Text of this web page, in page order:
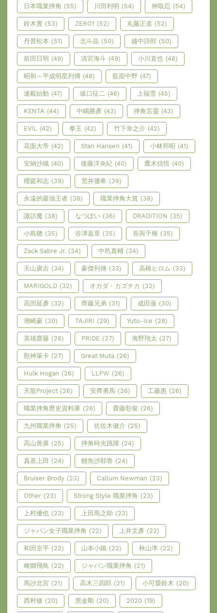
日本職業摔角 (55) 川田利明 (54) 神取忍 (54)
鈴木實 (53) ZERO1 (52) 丸藤正道 (52)
丹普松本 (51) 北斗晶 (50) 越中詩郎 (50)
前田日明 (49) 清宮海斗 (49) 小川直也 (48)
昭和～平成明星列傳 (48) 藍面中野 (47)
連載始動 (47) 坂口征二 (46) 上福雪 (45)
KENTA (44) 中嶋勝彥 (43) 摔角言靈 (43)
EVIL (42) 拳王 (42) 竹下幸之介 (42)
花面大帝 (42) Stan Hansen (41) 小林邦昭 (41)
安納沙織 (40) 後藤洋央紀 (40) 鷹木信悟 (40)
櫻庭和志 (39) 荒井優希 (39)
永遠的最強王者 (38) 職業摔角大賞 (38)
諏訪魔 (38) なつぽい (36) DRADITION (35)
小島聰 (35) 谷津嘉章 (35) 長與千種 (35)
Zack Sabre Jr. (34) 中邑真輔 (34)
天山廣吉 (34) 豪傑列傳 (33) 高橋ヒロム (33)
MARIGOLD (32) オカダ・カズチカ (32)
高田延彥 (32) 齊藤兄弟 (31) 成田蓮 (30)
潮崎豪 (30) TAJIRI (29) Yuto-Ice (28)
英雄齋藤 (28) PRIDE (27) 海野翔太 (27)
獸神萊卡 (27) Great Muta (26)
Hulk Hogan (26) LLPW (26)
天龍Project (26) 安齊勇馬 (26) 工藤惠 (26)
職業摔角歷史資料庫 (26) 齋藤彰俊 (26)
九州職業摔角 (25) 佐佐木健介 (25)
高山善廣 (25) 摔角時光跳躍 (24)
真基上田 (24) 鰻魚沙耶香 (24)
Bruiser Brody (23) Callum Newman (23)
Other (23) Strong Style 職業摔角 (23)
上村優也 (23) 上田馬之助 (23)
ジャパン女子職業摔角 (22) 上井文彥 (22)
和田京平 (22) 山本小鐵 (22) 秋山準 (22)
雌獅飛鳥 (22) ジャパン職業摔角 (21)
馬沙北宮 (21) 高木三四郎 (21) 小可愛鈴木 (20)
西村修 (20) 黑金剛 (20) 2020 (19)